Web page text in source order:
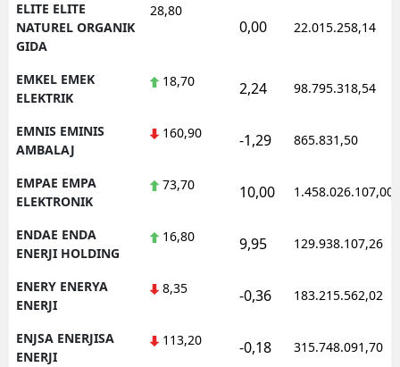
ELITE ELITE
NATUREL ORGANIK
GIDA
28,80
0,00 22.015.258,14
EMKEL EMEK
ELEKTRIK
18,70 2,24 98.795.318,54
EMNIS EMINIS
AMBALAJ
160,90 -1,29 865.831,50
EMPAE EMPA
ELEKTRONIK
73,70 10,00 1.458.026.107,00
ENDAE ENDA
ENERJI HOLDING
16,80 9,95 129.938.107,26
ENERY ENERYA
ENERJI
8,35 -0,36 183.215.562,02
ENJSA ENERJISA
ENERJI
113,20 -0,18 315.748.091,70